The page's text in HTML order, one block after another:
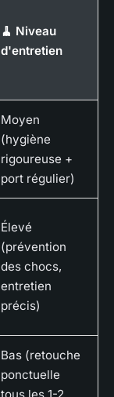
🧹 Niveau
d'entretien
Moyen
(hygiène
rigoureuse +
port régulier)
Élevé
(prévention
des chocs,
entretien
précis)
Bas (retouche
ponctuelle